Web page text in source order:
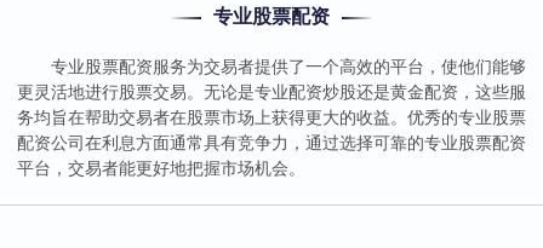
专业股票配资
专业股票配资服务为交易者提供了一个高效的平台，使他们能够
更灵活地进行股票交易。无论是专业配资炒股还是黄金配资，这些服
务均旨在帮助交易者在股票市场上获得更大的收益。优秀的专业股票
配资公司在利息方面通常具有竞争力，通过选择可靠的专业股票配资
平台，交易者能更好地把握市场机会。